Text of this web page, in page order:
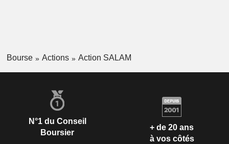
Bourse Actions Action SALAM
N°1 du Conseil
Boursier
+ de 20 ans
à vos côtés